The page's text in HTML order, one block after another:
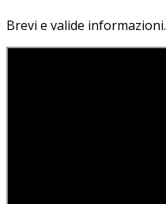
Brevi e valide informazioni.